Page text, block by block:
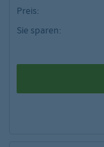
Preis:
Sie sparen: